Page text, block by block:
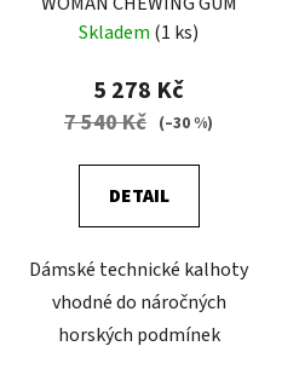
Skladem (1 ks)
5 278 Kč
7 540 Kč (–30 %)
DETAIL
Dámské technické kalhoty
vhodné do náročných
horských podmínek